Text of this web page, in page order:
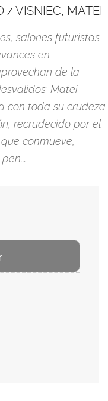
/ VISNIEC, MATEI
salones futuristas
en
de la
Matei
con toda su crudeza
recrudecido por el
conmueve,